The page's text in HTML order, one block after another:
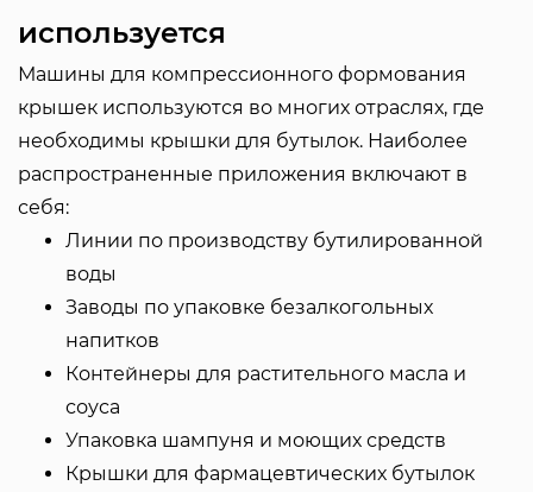
используется
Машины для компрессионного формования
крышек используются во многих отраслях, где
необходимы крышки для бутылок. Наиболее
распространенные приложения включают в
себя:
Линии по производству бутилированной
воды
Заводы по упаковке безалкогольных
напитков
Контейнеры для растительного масла и
соуса
Упаковка шампуня и моющих средств
Крышки для фармацевтических бутылок